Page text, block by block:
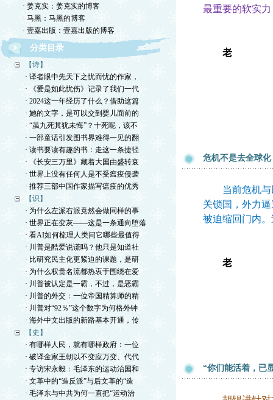
· 姜克实：姜克实的博客
· 马黑：马黑的博客
· 壹嘉出版：壹嘉出版的博客
分类目录
【诗】
· 译者眼中先天下之忧而忧的作家，
· 《爱是如此忧伤》记录了我们一代
· 2024这一年经历了什么？借助这篇
· 她的文字，是可以交到婴儿面前的
· “虽九死其犹未悔”？十死呢，该不
· 一部童话引发图书界难得一见的翻
· 读书要读有趣的书：走这一条捷径
· 《长安三万里》藏着大国由盛转衰
· 世界上没有任何人是不受瘟疫侵袭
· 推荐三部中国作家描写瘟疫的优秀
【识】
· 为什么左派右派竟然会做同样的事
· 世界正在变灰——这是一条通向堕落
· 看AI如何梳理人类问它哪些最值得
· 川普是酷爱说谎吗？他只是知道社
· 比研究民主化更紧迫的课题，是研
· 为什么权贵名流都热衷于围绕在爱
· 川普被认定是一霸，不过，是恶霸
· 川普的外交：一位帝国精算师的精
· 川普对“92％”这个数字为何格外钟
· 海外中文出版的新路基本开通，传
【史】
· 有哪样人民，就有哪样政府：一位
· 破译金家王朝以不变应万变、代代
· 专访宋永毅：毛泽东的运动治国和
· 文革中的“造反派”与后文革的“造
· 毛泽东与中共为何一直把“运动治
最重要的软实
老
危机不是去全球
当前危机与以
关锁国，外力
被迫缩回门内
老
“你们能活着，已